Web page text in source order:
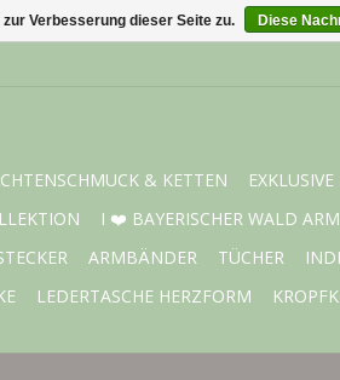
& KETTEN
I ❤️ BAYERISCHER WALD
ARMBÄNDER TÜCHER
LEDERTASCHE HERZFORM
Verbesserung dieser Seite zu. Diese